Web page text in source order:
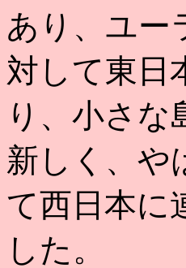
あり、ユー
対して東日
り、小さな
新しく、や
て西日本に
した。